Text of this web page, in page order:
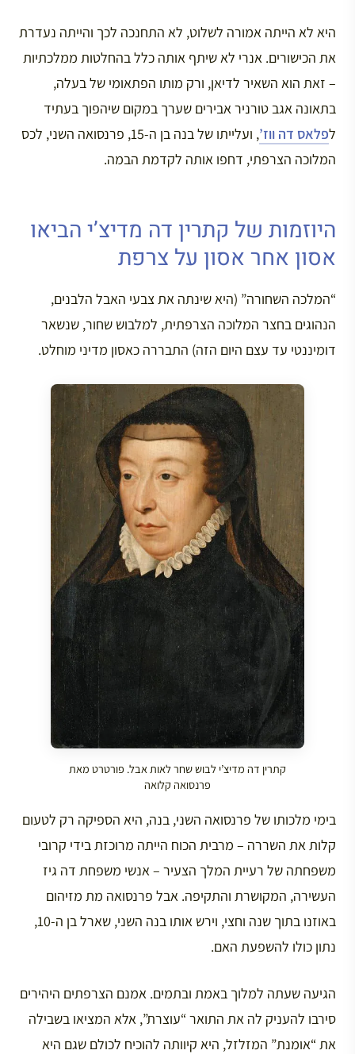
היא לא הייתה אמורה לשלוט, לא התחנכה לכך והייתה נעדרת
את הכישורים. אנרי לא שיתף אותה כלל בהחלטות ממלכתיות
– זאת הוא השאיר לדיאן, ורק מותו הפתאומי של בעלה,
בתאונה אגב טורניר אבירים שערך במקום שיהפוך בעתיד
לפלאס דה ווז’
, ועלייתו של בנה בן ה-15, פרנסואה השני, לכס
המלוכה הצרפתי, דחפו אותה לקדמת הבמה.
היוזמות של קתרין דה מדיצ’י הביאו
אסון אחר אסון על צרפת
“המלכה השחורה” (היא שינתה את צבעי האבל הלבנים,
הנהוגים בחצר המלוכה הצרפתית, למלבוש שחור, שנשאר
דומיננטי עד עצם היום הזה) התבררה כאסון מדיני מוחלט.
קתרין דה מדיצ’י לבוש שחר לאות אבל. פורטרט מאת
פרנסואה קלואה
בימי מלכותו של פרנסואה השני, בנה, היא הספיקה רק לטעום
קלות את השררה – מרבית הכוח הייתה מרוכזת בידי קרובי
משפחתה של רעיית המלך הצעיר – אנשי משפחת דה גיז
העשירה, המקושרת והתקיפה. אבל פרנסואה מת מזיהום
באוזנו בתוך שנה וחצי, וירש אותו בנה השני, שארל בן ה-10,
נתון כולו להשפעת האם.
הגיעה שעתה למלוך באמת ובתמים. אמנם הצרפתים היהירים
סירבו להעניק לה את התואר “עוצרת”, אלא המציאו בשבילה
את “אומנת” המזלזל, היא קיוותה להוכיח לכולם שגם היא